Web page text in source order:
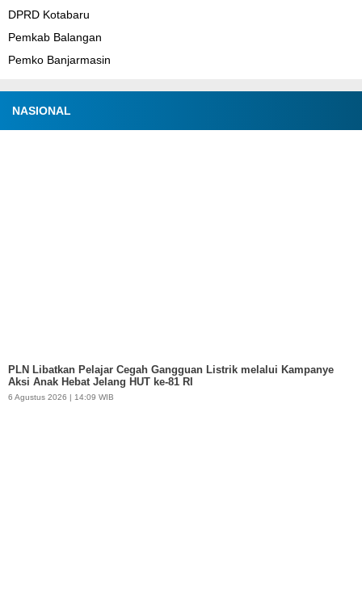
DPRD Kotabaru
Pemkab Balangan
Pemko Banjarmasin
NASIONAL
PLN Libatkan Pelajar Cegah Gangguan Listrik melalui Kampanye
Aksi Anak Hebat Jelang HUT ke-81 RI
6 Agustus 2026 | 14:09 WIB